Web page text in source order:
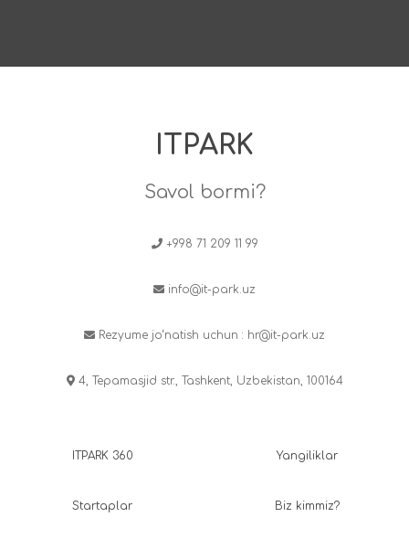
ITPARK
Savol bormi?
+998 71 209 11 99
info@it-park.uz
Rezyume jo‘natish uchun : hr@it-park.uz
4, Tepamasjid str., Tashkent, Uzbekistan, 100164
ITPARK 360
Startaplar
Yangiliklar
Biz kimmiz?